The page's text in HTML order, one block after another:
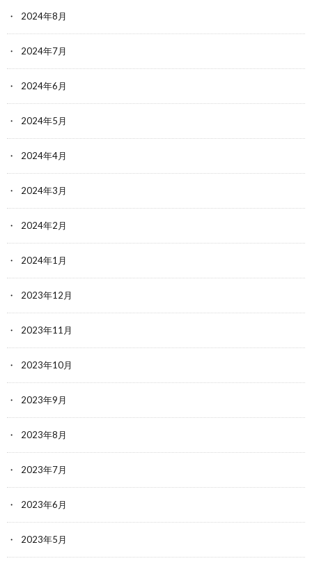
2024年8月
2024年7月
2024年6月
2024年5月
2024年4月
2024年3月
2024年2月
2024年1月
2023年12月
2023年11月
2023年10月
2023年9月
2023年8月
2023年7月
2023年6月
2023年5月